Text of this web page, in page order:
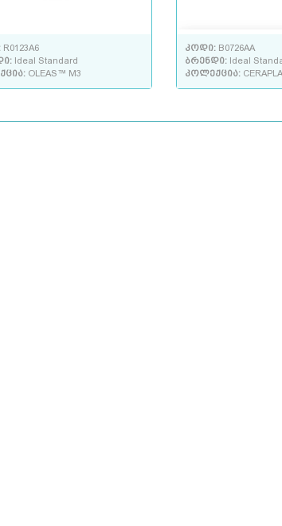
R0123A6
Ideal Standard
OLEAS™ M3
კოდი: B0726AA
ბრენდი: Ideal
კოლექცია: